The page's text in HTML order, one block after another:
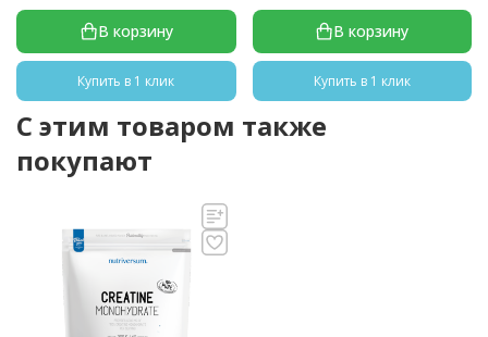
В корзину
Купить в 1 клик
В корзину
Купить в 1 клик
C этим товаром также
покупают